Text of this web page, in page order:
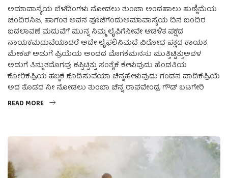
ಅಮಾವಾಸ್ಯೆಯ ಬೆಳದಿಂಗಳು ನೋಡಲು ತುಂಬಾ ಅಂದಹಾಲು ಹುಣ್ಣಿಮೆಯ
ಚಂದಿರನಿಜ, ಹಾಗಂತ ಅವನ ಪೂಜೆಗೆಂದುಅಮಾವಾಸ್ಯೆಯ ದಿನ ಬಂದಿರ
ಬದಲಾವಣೆ ಮದುವೆಗೆ ಮುನ್ನ ನಿಮ್ಮ ಲೈಫಿಗೆನೀವೇ ಆಡಳಿತ ಪಕ್ಷದ
ನಾಯಕಮದುವೆಯಾದರೆ ಅದೇ ಲೈಫಲಿನಿಮದೆ ವಿರೋಧ ಪಕ್ಷದ ಕಾಯಕ
ಮೇಕಪ್ ಅಡುಗೆ ಪ್ರಿಯೆಯ ಅಂದದ ಮೊಗಕೆಮನಸು ಮುತ್ತಿಟ್ಟಿತ್ತುಅವಳ
ಅಡುಗೆ ತಿನ್ನುತಮೊಗವು ಕಪ್ಪಿಟ್ಟಿತ್ತು ಸಂತೈಕೆ ಕೇಳುವುದು ಹೆಂಡತಿಯ
ಕೋರಿಕೆಪ್ರಿಯ ಹಬ್ಬಕೆ ಕೊಡಿಸುವೆಯಾ ಚಿನ್ನಹೇಳುವುದು ಗಂಡನ ವಾಡಿಕೆಪ್ರಿಯೆ
ಅದ ತೊಡದ ನೀ ನೋಡಲು ತುಂಬಾ ಚೆನ್ನ ರಾಘವೇಂದ್ರ ಗೌಡ್ ಬಟಗೇರಿ
READ MORE